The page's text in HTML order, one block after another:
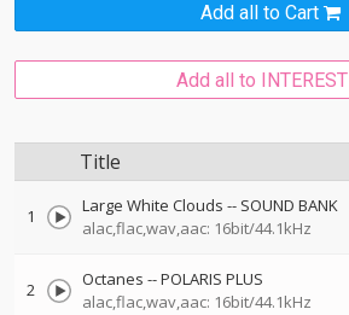
Add all to Cart
Add all to INTEREST
Title
1 Large White Clouds -- SOUND BANK
alac,flac,wav,aac: 16bit/44.1kHz
2 Octanes --POLARIS PLUS
alac,flac,wav,aac: 16bit/44.1kHz